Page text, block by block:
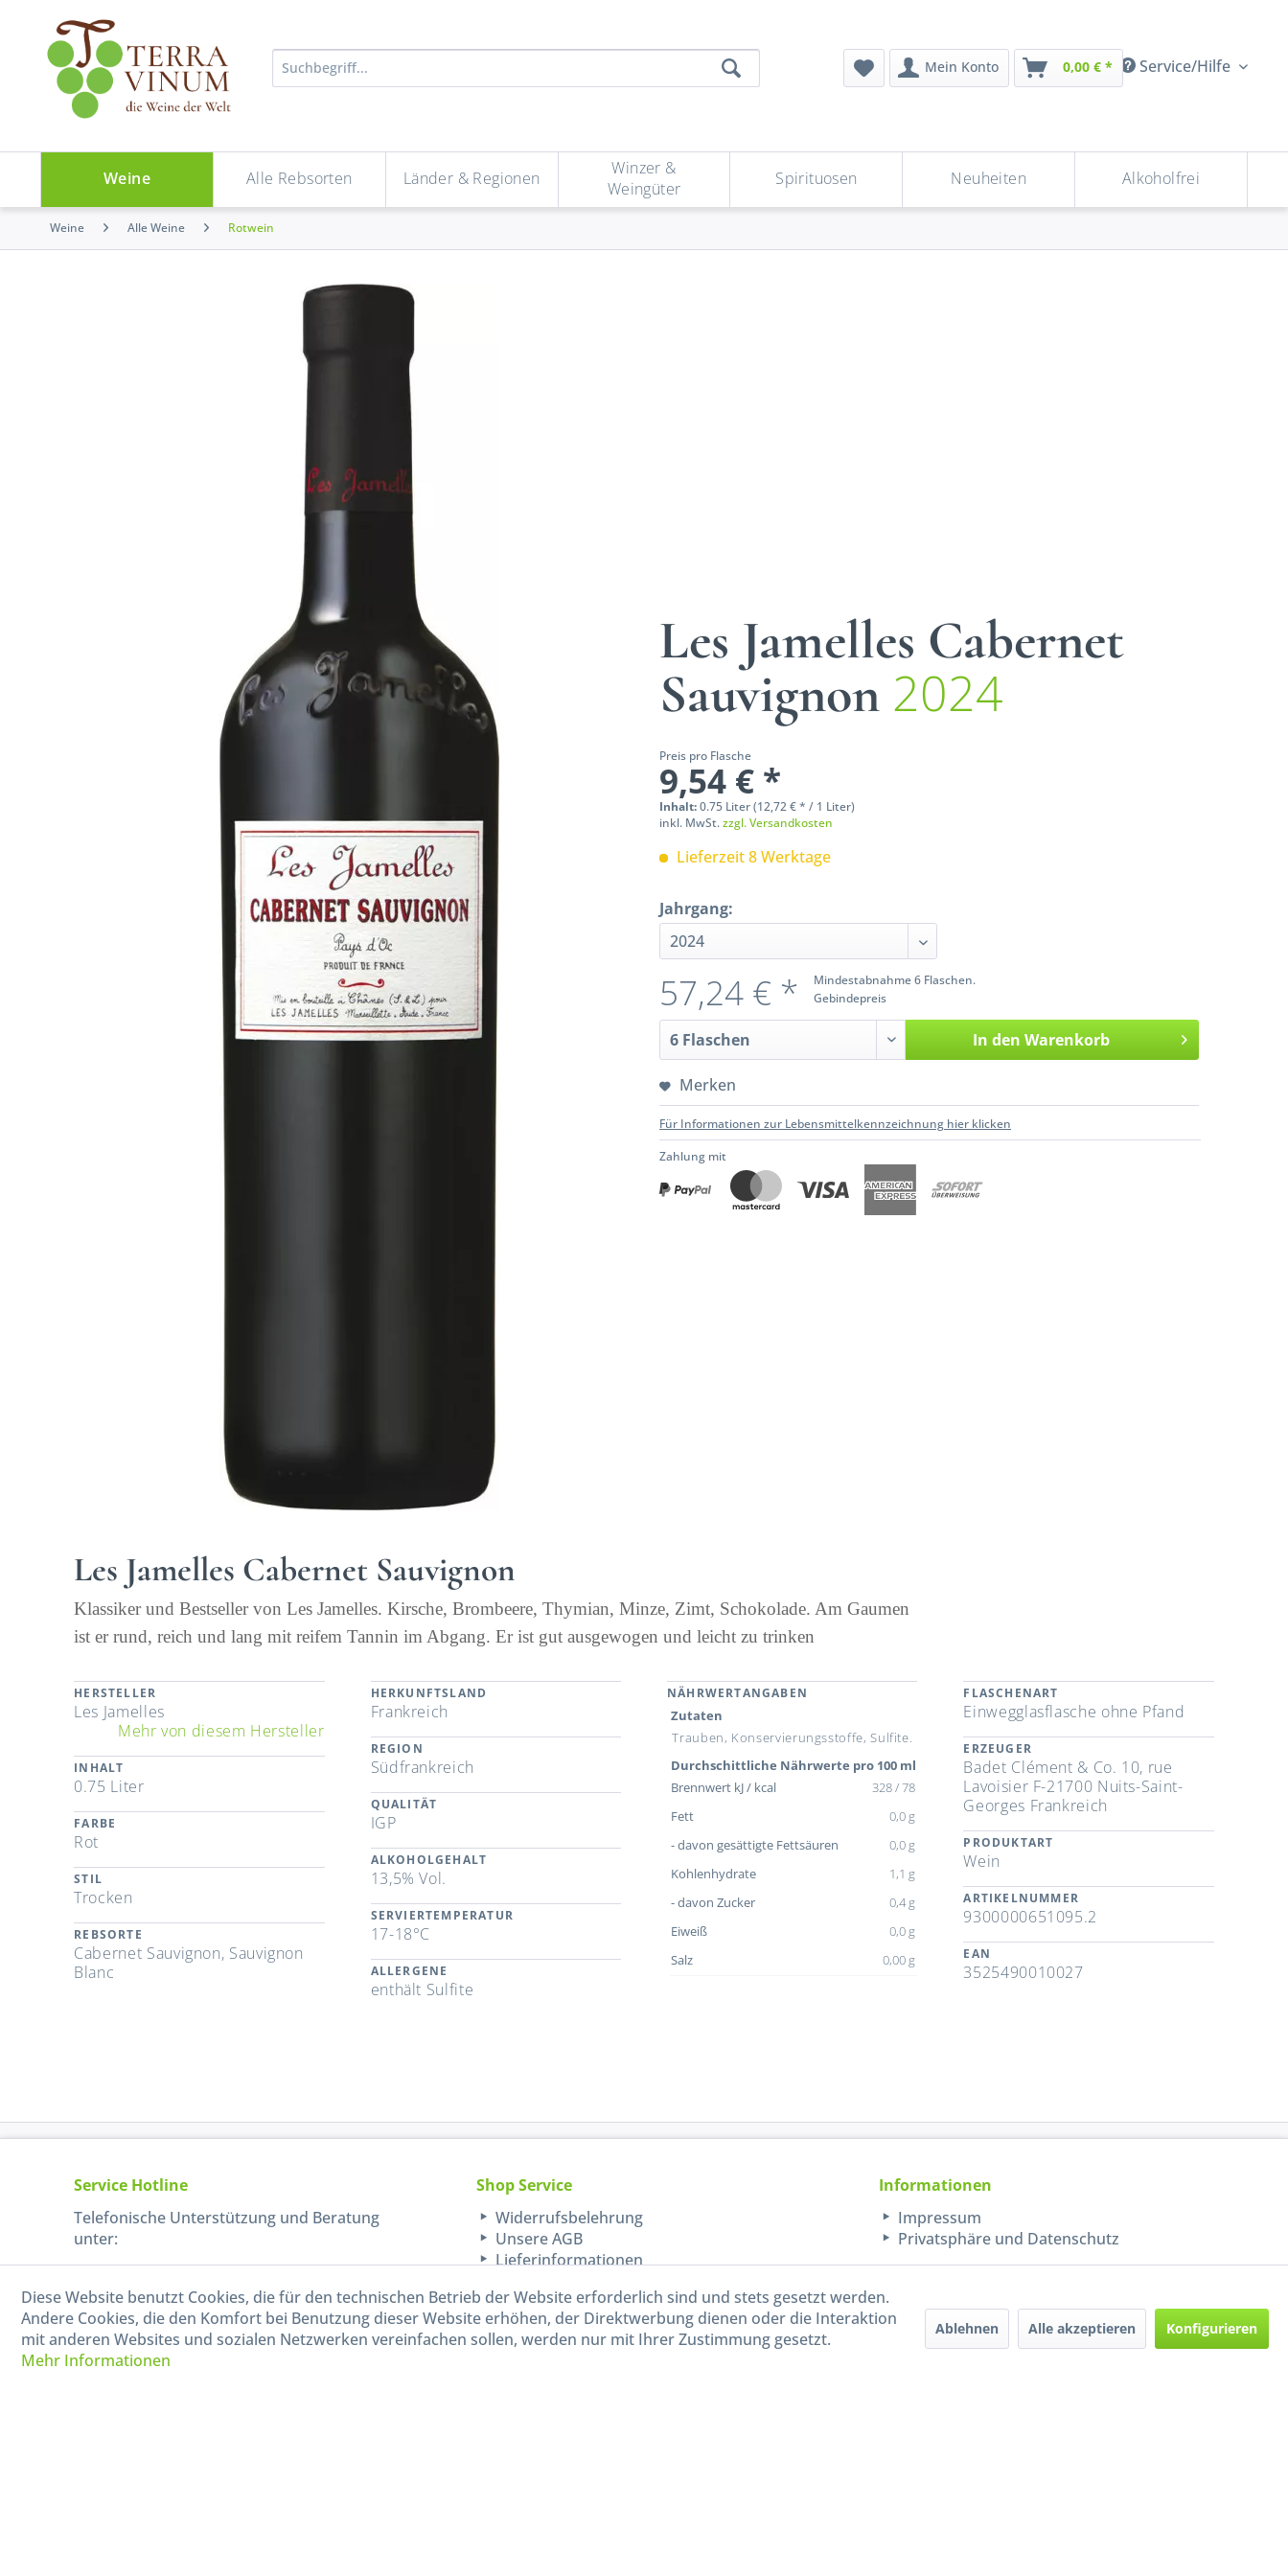
Service/Hilfe
Mein Konto 0,00 € *
Weine Alle Rebsorten Länder & Regionen
Winzer &
Weingüter
Spirituosen Neuheiten Alkoholfrei
Weine Alle Weine Rotwein
Les Jamelles Cabernet
Sauvignon 2024
Preis pro Flasche
9,54 € *
Inhalt:0.75 Liter (12,72 € * / 1 Liter)
inkl. MwSt.zzgl. Versandkosten
Lieferzeit 8 Werktage
Jahrgang:
Mindestabnahme 6 Flaschen.
Gebindepreis
57,24 € *
In den Warenkorb
Merken
Für Informationen zur Lebensmittelkennzeichnung hier klicken
Zahlung mit
Les Jamelles Cabernet Sauvignon
Klassiker und Bestseller von Les Jamelles. Kirsche, Brombeere, Thymian, Minze, Zimt, Schokolade. Am Gaumen
ist er rund, reich und lang mit reifem Tannin im Abgang. Er ist gut ausgewogen und leicht zu trinken
HERSTELLER
Les Jamelles
Mehr von diesem Hersteller
INHALT
0.75 Liter
FARBE
Rot
STIL
Trocken
REBSORTE
Cabernet Sauvignon, Sauvignon
Blanc
HERKUNFTSLAND
Frankreich
REGION
Südfrankreich
QUALITÄT
IGP
ALKOHOLGEHALT
13,5% Vol.
SERVIERTEMPERATUR
17-18°C
ALLERGENE
enthält Sulfite
NÄHRWERTANGABEN
Zutaten
Trauben, Konservierungsstoffe, Sulfite.
Durchschittliche Nährwerte pro 100 ml
Brennwert kJ / kcal
328 / 78
Fett
0,0 g
- davon gesättigte Fettsäuren
0,0 g
Kohlenhydrate
1,1 g
- davon Zucker
0,4 g
Eiweiß
0,0 g
Salz
0,00 g
FLASCHENART
Einwegglasflasche ohne Pfand
ERZEUGER
Badet Clément & Co. 10, rue
Lavoisier F-21700 Nuits-Saint-
Georges Frankreich
PRODUKTART
Wein
ARTIKELNUMMER
9300000651095.2
EAN
3525490010027
Service Hotline
Telefonische Unterstützung und Beratung
unter:
040-880 99 770
Mo-Fr, 09:00 - 15:00 Uhr
Shop Service
Widerrufsbelehrung
Unsere AGB
Lieferinformationen
Informationen
Impressum
Privatsphäre und Datenschutz
Diese Website benutzt Cookies, die für den technischen Betrieb der Website erforderlich sind und stets gesetzt werden.
Andere Cookies, die den Komfort bei Benutzung dieser Website erhöhen, der Direktwerbung dienen oder die Interaktion
mit anderen Websites und sozialen Netzwerken vereinfachen sollen, werden nur mit Ihrer Zustimmung gesetzt.
Mehr Informationen
Ablehnen Alle akzeptieren Konfigurieren